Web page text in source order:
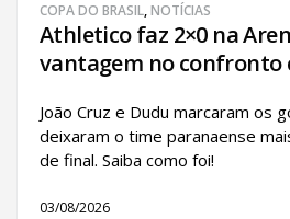
COPA DO BRASIL,NOTÍCIAS
Athletico faz 2×0 na
vantagem no confronto
João Cruz e Dudu marcaram os
deixaram o time paranaense
de final. Saiba como foi!
03/08/2026